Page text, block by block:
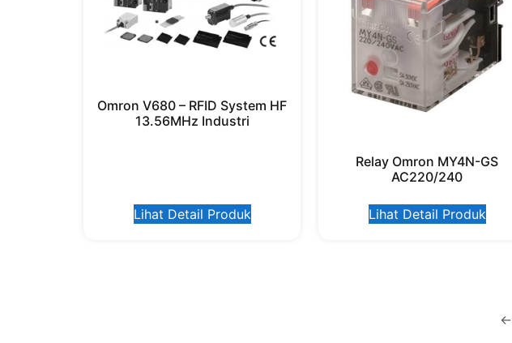
Omron V680 – RFID System HF
13.56MHz Industri
Lihat Detail Produk
Relay Omron MY4N-GS
AC220/240
Lihat Detail Produk
←